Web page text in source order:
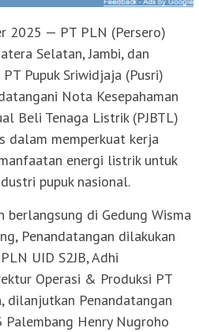
2025 — PT PLN (Persero)
Selatan, Jambi, dan
Pupuk Sriwidjaja (Pusri)
Nota Kesepahaman
Beli Tenaga Listrik (PJBTL)
dalam memperkuat kerja
energi listrik untuk
pupuk nasional.
berlangsung di Gedung Wisma
Penandatangan dilakukan
UID S2JB, Adhi
Operasi & Produksi PT
dilanjutkan Penandatangan
Palembang Henry Nugroho